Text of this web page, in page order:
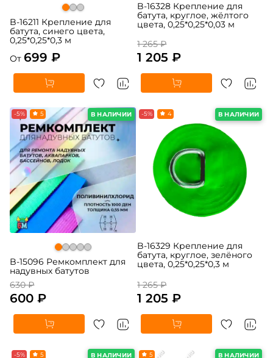
B-16211 Крепление для
батута, синего цвета,
0,25*0,25*0,3 м
От 699 ₽
B-16328 Крепление для
батута, круглое, жёлтого
цвета, 0,25*0,25*0,03 м
1 265 ₽
1 205 ₽
В НАЛИЧИИ
-5% 5
B-15096 Ремкомплект для
надувных батутов
630 ₽
600 ₽
В НАЛИЧИИ
-5% 4
B-16329 Крепление для
батута, круглое, зелёного
цвета, 0,25*0,25*0,3 м
1 265 ₽
1 205 ₽
В НАЛИЧИИ
-5% 5 В НАЛИЧИИ
5